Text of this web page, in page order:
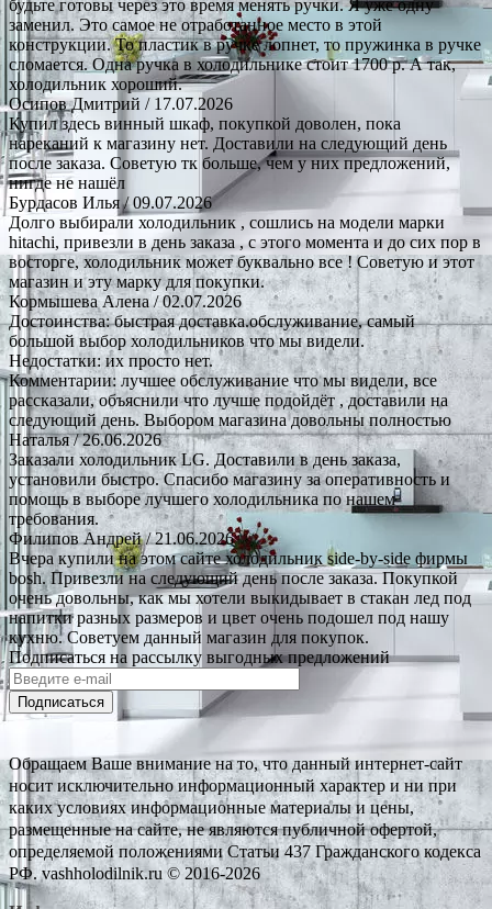
будьте готовы через это время менять ручки. Я уже одну
заменил. Это самое не отработанное место в этой
конструкции. То пластик в ручке лопнет, то пружинка в ручке
сломается. Одна ручка в холодильнике стоит 1700 р. А так,
холодильник хороший.
Осипов Дмитрий / 17.07.2026
Купил здесь винный шкаф, покупкой доволен, пока
нареканий к магазину нет. Доставили на следующий день
после заказа. Советую тк больше, чем у них предложений,
нигде не нашёл
Бурдасов Илья/ 09.07.2026
Долго выбирали холодильник , сошлись на модели марки
hitachi, привезли в день заказа , с этого момента и до сих пор в
восторге, холодильник может буквально все ! Советую и этот
магазин и эту марку для покупки.
Кормышева Алена/ 02.07.2026
Достоинства: быстрая доставка.обслуживание, самый
большой выбор холодильников что мы видели.
Недостатки: их просто нет.
Комментарии: лучшее обслуживание что мы видели, все
рассказали, объяснили что лучше подойдёт , доставили на
следующий день. Выбором магазина довольны полностью
Наталья/ 26.06.2026
Заказали холодильник LG. Доставили в день заказа,
установили быстро. Спасибо магазину за оперативность и
помощь в выборе лучшего холодильника по нашем
требования.
Филипов Андрей/ 21.06.2026
Вчера купили на этом сайте холодильник side-by-side фирмы
bosh. Привезли на следующий день после заказа. Покупкой
очень довольны, как мы хотели выкидывает в стакан лед под
напитки разных размеров и цвет очень подошел под нашу
кухню. Советуем данный магазин для покупок.
Подписаться на рассылку выгодных предложений
Подписаться
Обращаем Ваше внимание на то, что данный интернет-сайт
носит исключительно информационный характер и ни при
каких условиях информационные материалы и цены,
размещенные на сайте, не являются публичной офертой,
определяемой положениями Статьи 437 Гражданского кодекса
РФ. vashholodilnik.ru © 2016-2026